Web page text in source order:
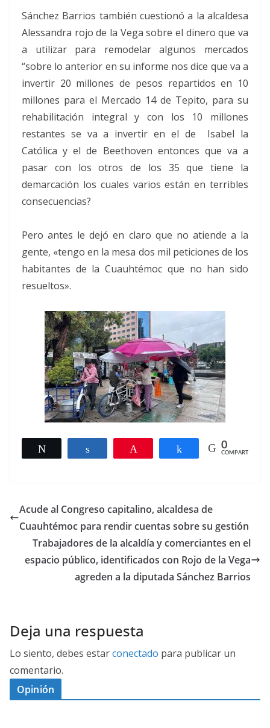
Sánchez Barrios también cuestionó a la alcaldesa
Alessandra rojo de la Vega sobre el dinero que va
a utilizar para remodelar algunos mercados
“sobre lo anterior en su informe nos dice que va a
invertir 20 millones de pesos repartidos en 10
millones para el Mercado 14 de Tepito, para su
rehabilitación integral y con los 10 millones
restantes se va a invertir en el de Isabel la
Católica y el de Beethoven entonces que va a
pasar con los otros de los 35 que tiene la
demarcación los cuales varios están en terribles
consecuencias?
Pero antes le dejó en claro que no atiende a la
gente, «tengo en la mesa dos mil peticiones de los
habitantes de la Cuauhtémoc que no han sido
resueltos».
Compartir Compartir
0
COMPARTIR
Acude al Congreso capitalino, alcaldesa de
Cuauhtémoc para rendir cuentas sobre su gestión
Trabajadores de la alcaldía y comerciantes en el
espacio público, identificados con Rojo de la Vega
agreden a la diputada Sánchez Barrios
Deja una respuesta
Lo siento, debes estarconectado para publicar un
comentario.
Opinión